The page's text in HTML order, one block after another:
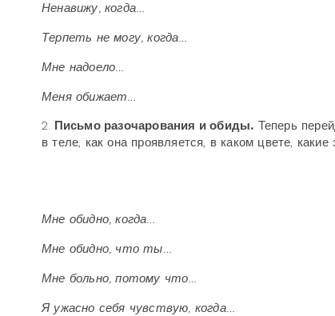
Ненавижу, когда…
Терпеть не могу, когда…
Мне надоело…
Меня обижает…
2. Письмо разочарования и обиды. Теперь
в теле, как она проявляется, в каком цвете,
Мне обидно, когда…
Мне обидно, что ты…
Мне больно, потому что…
Я ужасно себя чувствую, когда…